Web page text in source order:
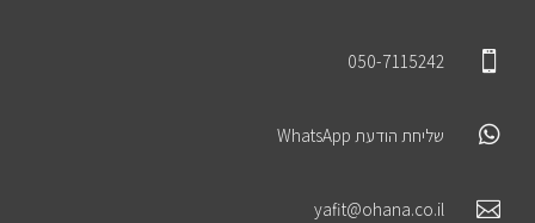

050-7115242
 שליחת הודעת WhatsApp

yafit@ohana.co.il